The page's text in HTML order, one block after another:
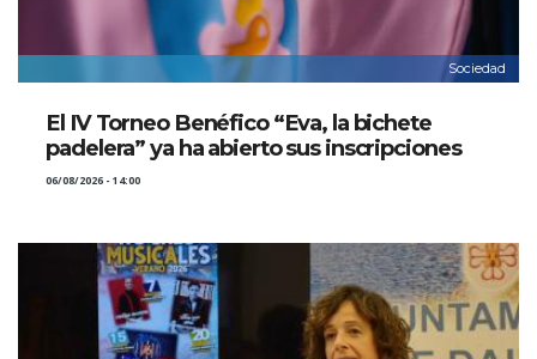
Sociedad
El IV Torneo Benéfico “Eva, la bichete
padelera” ya ha abierto sus inscripciones
06/08/2026 - 14:00